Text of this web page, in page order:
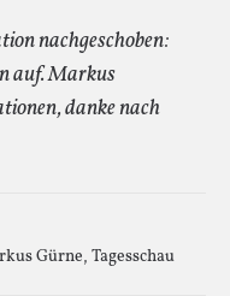
nachgeschoben:
auf. Markus
danke nach
Gürne, Tagesschau